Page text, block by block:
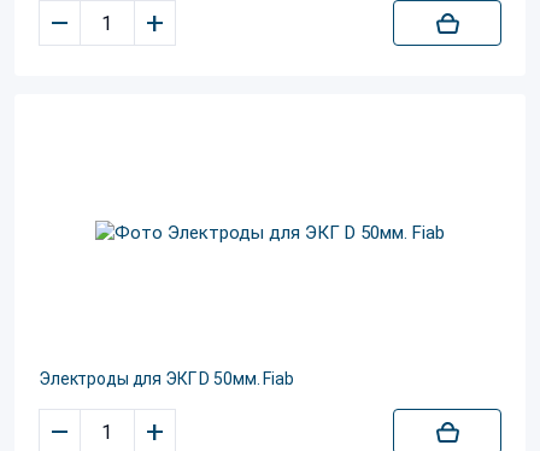
– +
Электроды для ЭКГ D 50мм. Fiab
– +